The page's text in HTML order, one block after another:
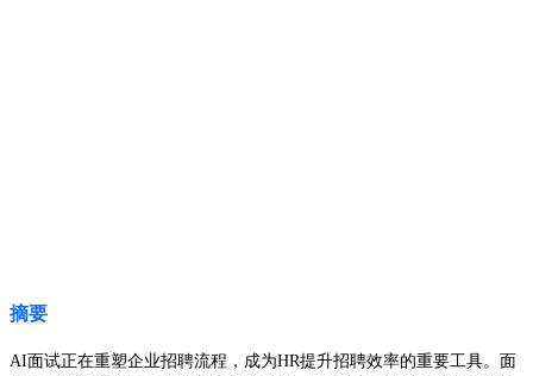
摘要
AI面试正在重塑企业招聘流程，成为HR提升招聘效率的重要工具。面